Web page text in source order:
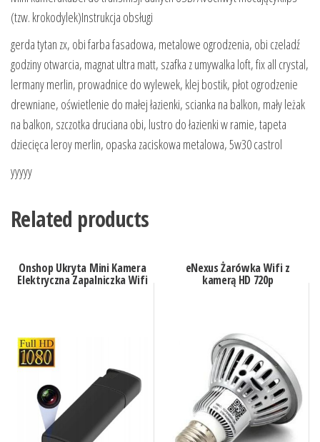
(tzw. krokodylek)Instrukcja obsługi
gerda tytan zx, obi farba fasadowa, metalowe ogrodzenia, obi czeladź
godziny otwarcia, magnat ultra matt, szafka z umywalka loft, fix all crystal,
lermany merlin, prowadnice do wylewek, klej bostik, płot ogrodzenie
drewniane, oświetlenie do małej łazienki, scianka na balkon, mały leżak
na balkon, szczotka druciana obi, lustro do łazienki w ramie, tapeta
dziecięca leroy merlin, opaska zaciskowa metalowa, 5w30 castrol
yyyyy
Related products
Onshop Ukryta Mini Kamera
Elektryczna Zapalniczka Wifi
eNexus Żarówka Wifi z
kamerą HD 720p